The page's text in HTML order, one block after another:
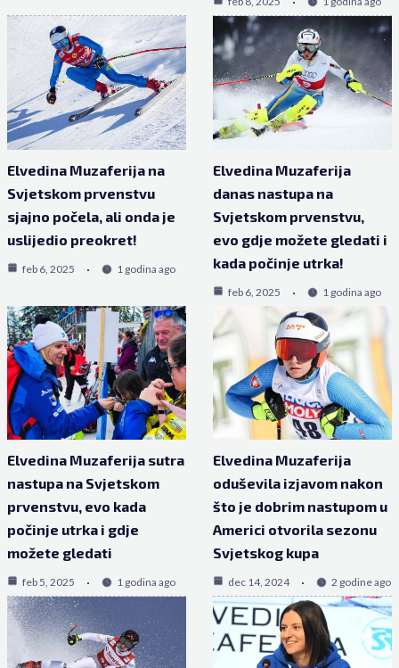
Elvedina Muzaferija na
Svjetskom prvenstvu
sjajno počela, ali onda je
uslijedio preokret!
feb 6, 2025 1 godina ago
Elvedina Muzaferija
danas nastupa na
Svjetskom prvenstvu,
evo gdje možete gledati i
kada počinje utrka!
feb 6, 2025 1 godina ago
Elvedina Muzaferija sutra
nastupa na Svjetskom
prvenstvu, evo kada
počinje utrka i gdje
možete gledati
feb 5, 2025 1 godina ago
Elvedina Muzaferija
oduševila izjavom nakon
što je dobrim nastupom u
Americi otvorila sezonu
Svjetskog kupa
dec 14, 2024 2 godine ago